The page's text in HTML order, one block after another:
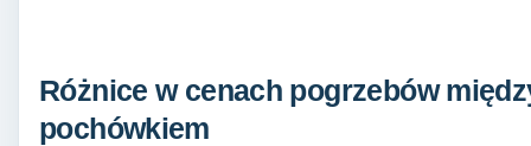
Różnice w cenach pogrzebów
pochówkiem